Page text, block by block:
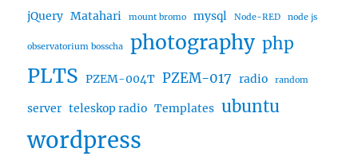
jQuery Matahari mount bromo mysql Node-RED node js
observatorium bosscha photography php
PLTS PZEM-004T PZEM-017 radio random
server teleskop radio Templates ubuntu
wordpress